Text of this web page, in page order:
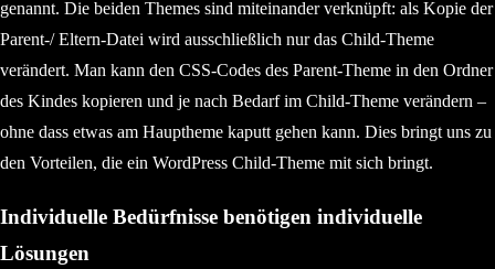
genannt. Die beiden Themes sind miteinander verknüpft: als Kopie der
Parent-/ Eltern-Datei wird ausschließlich nur das Child-Theme
verändert. Man kann den CSS-Codes des Parent-Theme in den Ordner
des Kindes kopieren und je nach Bedarf im Child-Theme verändern –
ohne dass etwas am Hauptheme kaputt gehen kann. Dies bringt uns zu
den Vorteilen, die ein WordPress Child-Theme mit sich bringt.
Individuelle Bedürfnisse benötigen individuelle
Lösungen